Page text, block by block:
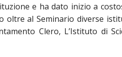
TRIBUNALE ECCLESIASTICO DIOCESANO
UNITALSI
e ha dato inizio a
oltre al Seminario diverse
Clero, L’Istituto di